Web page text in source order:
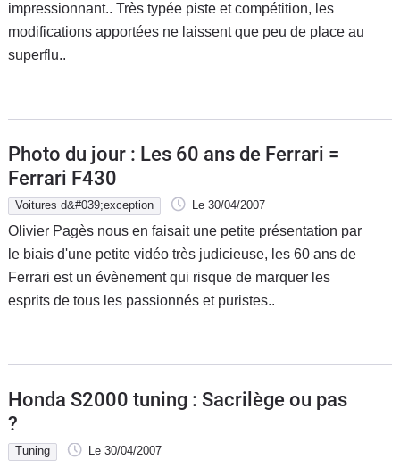
impressionnant.. Très typée piste et compétition, les
modifications apportées ne laissent que peu de place au
superflu..
Photo du jour : Les 60 ans de Ferrari =
Ferrari F430
Voitures d&#039;exception Le 30/04/2007
Olivier Pagès nous en faisait une petite présentation par
le biais d'une petite vidéo très judicieuse, les 60 ans de
Ferrari est un évènement qui risque de marquer les
esprits de tous les passionnés et puristes..
Honda S2000 tuning : Sacrilège ou pas
?
Tuning Le 30/04/2007